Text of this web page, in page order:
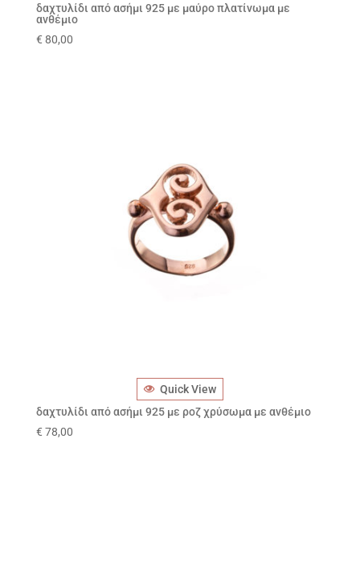
δαχτυλίδι από ασήμι 925 με μαύρο πλατίνωμα με
ανθέμιο
€ 80,00
Quick View
δαχτυλίδι από ασήμι 925 με ροζ χρύσωμα με ανθέμιο
€ 78,00